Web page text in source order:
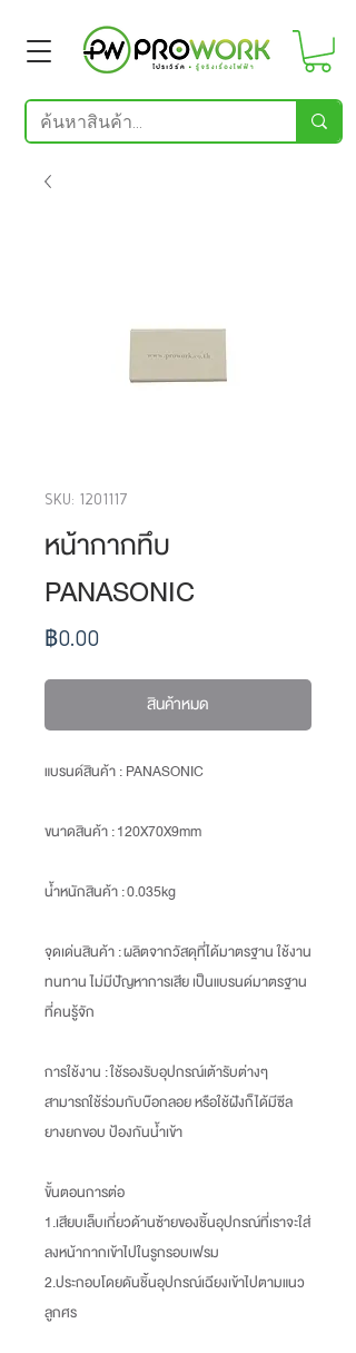
SKU: 1201117
หน้ากากทึบ
PANASONIC
฿0.00ราคา
สินค้าหมด
แบรนด์สินค้า : PANASONIC
ขนาดสินค้า: 120X70X9mm
น้ำหนักสินค้า: 0.035kg
จุดเด่นสินค้า : ผลิตจากวัสดุที่ได้มาตรฐาน ใช้งาน
ทนทาน ไม่มีปัญหาการเสีย เป็นแบรนด์มาตรฐาน
ที่คนรู้จัก
การใช้งาน : ใช้รองรับอุปกรณ์เต้ารับต่างๆ
สามารถใช้ร่วมกับบ๊อกลอย หรือใช้ฝังก็ได้มีซีล
ยางยกขอบ ป้องกันน้ำเข้า
ขั้นตอนการต่อ
1.เสียบเล็บเกี่ยวด้านซ้ายของชิ้นอุปกรณ์ที่เราจะใส่
ลงหน้ากากเข้าไปในรูกรอบเฟรม
2.ประกอบโดยดันชิ้นอุปกรณ์เฉียงเข้าไปตามแนว
ลูกศร